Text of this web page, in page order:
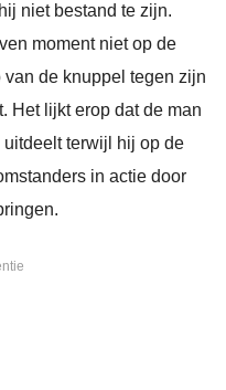
niet bestand te zijn.
moment niet op de
de knuppel tegen zijn
Het lijkt erop dat de man
terwijl hij op de
in actie door